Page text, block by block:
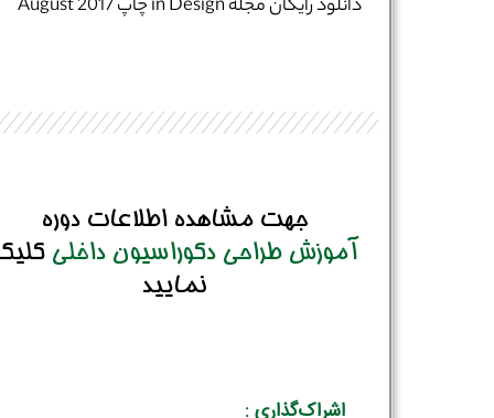
دانلود رایگان مجله in Design چاپ August 2017
جهت مشاهده اطلاعات دوره
آموزش طراحی دکوراسیون داخلی
نمایید
اشراک‌گذاری :